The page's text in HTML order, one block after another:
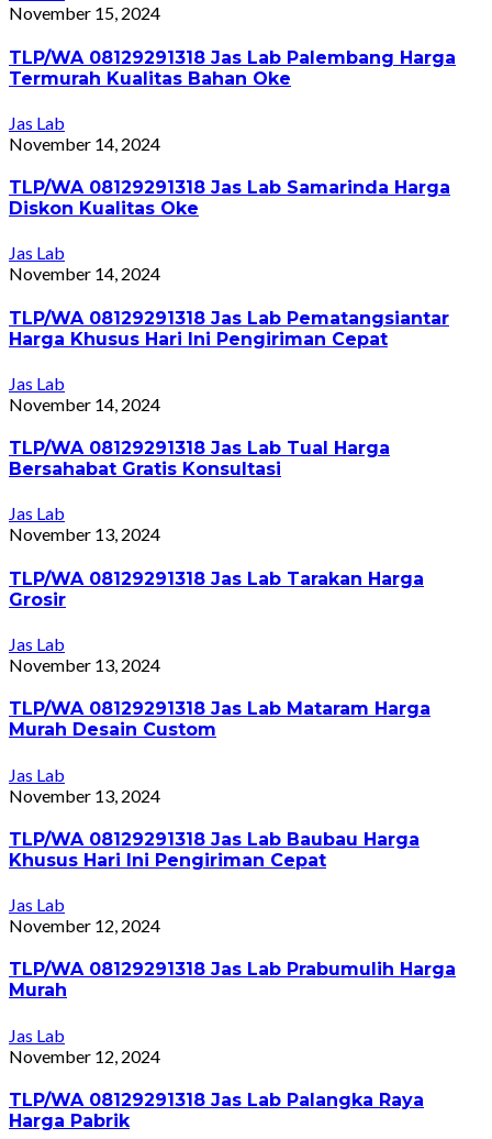
November 15, 2024
TLP/WA 08129291318 Jas Lab Palembang Harga
Termurah Kualitas Bahan Oke
Jas Lab
November 14, 2024
TLP/WA 08129291318 Jas Lab Samarinda Harga
Diskon Kualitas Oke
Jas Lab
November 14, 2024
TLP/WA 08129291318 Jas Lab Pematangsiantar
Harga Khusus Hari Ini Pengiriman Cepat
Jas Lab
November 14, 2024
TLP/WA 08129291318 Jas Lab Tual Harga
Bersahabat Gratis Konsultasi
Jas Lab
November 13, 2024
TLP/WA 08129291318 Jas Lab Tarakan Harga
Grosir
Jas Lab
November 13, 2024
TLP/WA 08129291318 Jas Lab Mataram Harga
Murah Desain Custom
Jas Lab
November 13, 2024
TLP/WA 08129291318 Jas Lab Baubau Harga
Khusus Hari Ini Pengiriman Cepat
Jas Lab
November 12, 2024
TLP/WA 08129291318 Jas Lab Prabumulih Harga
Murah
Jas Lab
November 12, 2024
TLP/WA 08129291318 Jas Lab Palangka Raya
Harga Pabrik